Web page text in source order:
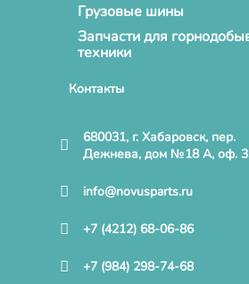
Грузовые шины
Запчасти для
техники
Контакты
680031, г. Хабаровск, пер.
Дежнева, дом №18 А, оф.
info@novusparts.ru
+7 (4212) 68-06-86
+7 (984) 298-74-68